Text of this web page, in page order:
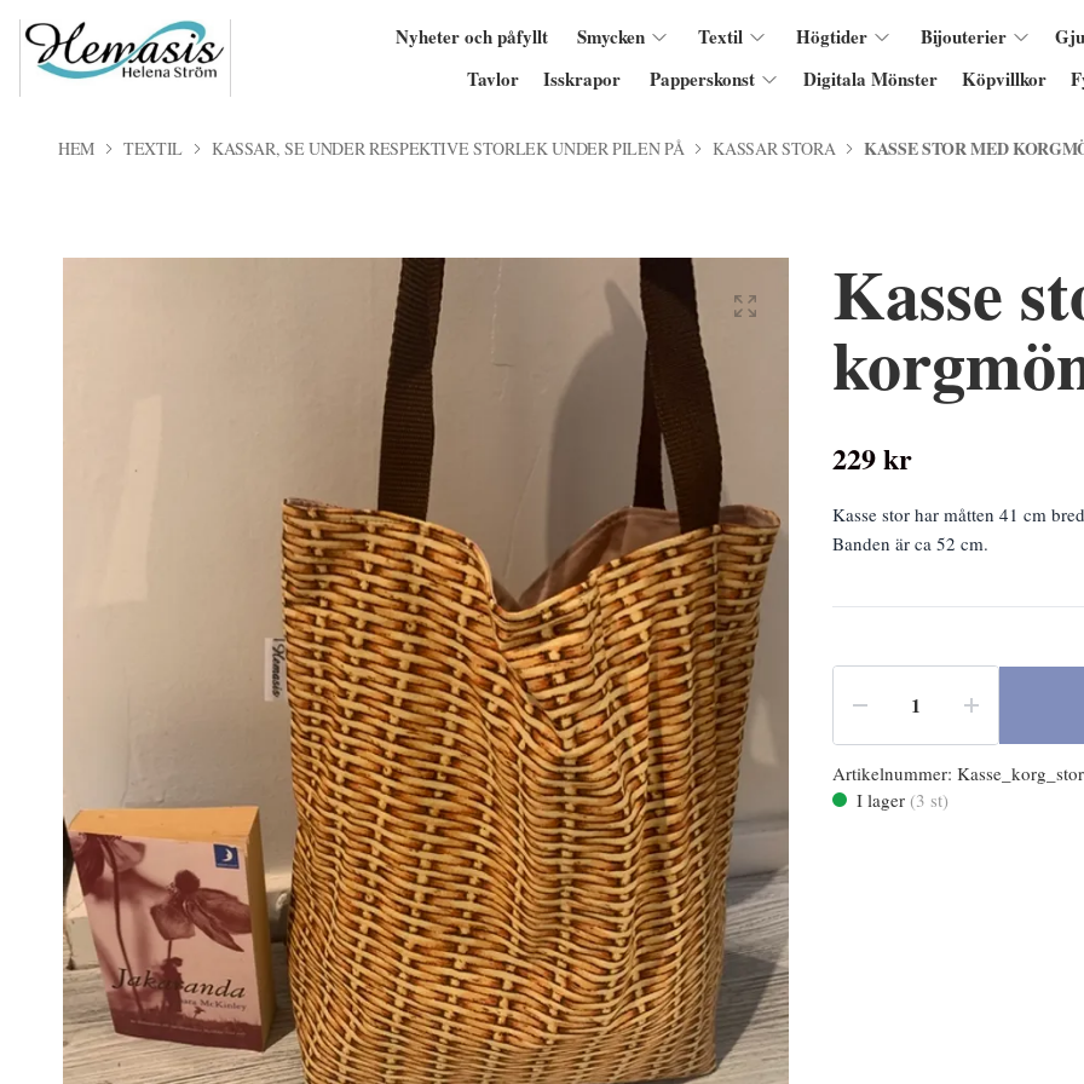
Nyheter och påfyllt Smycken Textil Högtider Bijouterier
Tavlor
Isskrapor Papperskonst Digitala Mönster Köpvillkor
HEM TEXTIL KASSAR, SE UNDER RESPEKTIVE STORLEK UNDER PILEN PÅ KASSAR STORA KASSE STOR MED
Kasse
229 kr
Kasse stor har måtten 41 cm
Banden är ca 52 cm.
Artikelnummer: Kasse_korg_stor
I lager (3 st)